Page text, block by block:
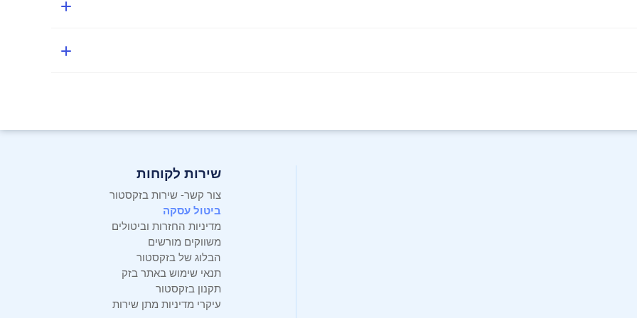
שירות לקוחות
צור קשר- שירות בזקסטור
ביטול עסקה
מדיניות החזרות וביטולים
משווקים מורשים
הבלוג של בזקסטור
תנאי שימוש באתר בזק
תקנון בזקסטור
עיקרי מדיניות מתן שירות